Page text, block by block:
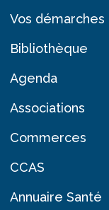
Vos démarches
Bibliothèque
Agenda
Associations
Commerces
CCAS
Annuaire Santé